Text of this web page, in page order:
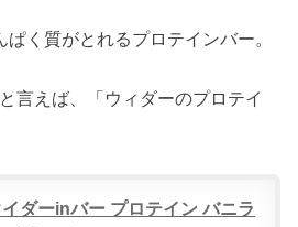
く質がとれるプロテインバー。
言えば、「ウィダーのプロテイ
イダーinバー プロテイン バニラ